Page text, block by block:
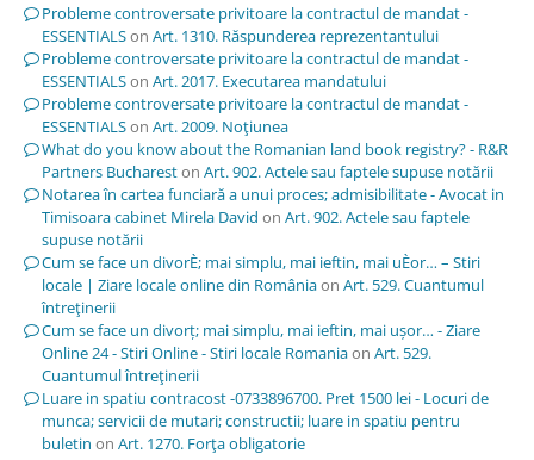
Probleme controversate privitoare la contractul de mandat -
ESSENTIALSon Art. 1310. Răspunderea reprezentantului
Probleme controversate privitoare la contractul de mandat -
ESSENTIALSon Art. 2017. Executarea mandatului
Probleme controversate privitoare la contractul de mandat -
ESSENTIALSon Art. 2009. Noţiunea
What do you know about the Romanian land book registry? - R&R
Partners Buchareston Art. 902. Actele sau faptele supuse notării
Notarea în cartea funciară a unui proces; admisibilitate - Avocat in
Timisoara cabinet Mirela David on Art. 902. Actele sau faptele
supuse notării
Cum se face un divorÈ; mai simplu, mai ieftin, mai uÈor… – Stiri
locale | Ziare locale online din Româniaon Art. 529. Cuantumul
întreţinerii
Cum se face un divorț; mai simplu, mai ieftin, mai ușor… - Ziare
Online 24 - Stiri Online - Stiri locale Romaniaon Art. 529.
Cuantumul întreţinerii
Luare in spatiu contracost -0733896700. Pret 1500 lei - Locuri de
munca; servicii de mutari; constructii; luare in spatiu pentru
buletin on Art. 1270. Forţa obligatorie